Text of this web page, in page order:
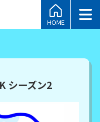
HOME
シーズン2